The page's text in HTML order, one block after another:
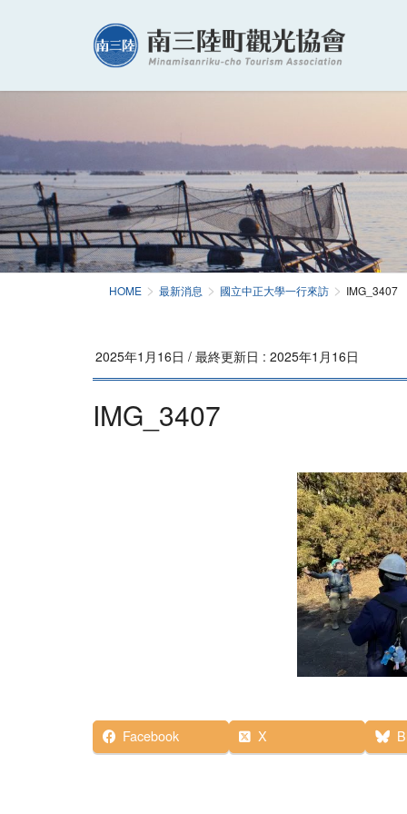
HOME 最新消息 國立中正大學一行來訪 IMG_3407
2025年1月16日 / 最終更新日 : 2025年1月16日
IMG_3407
Facebook X